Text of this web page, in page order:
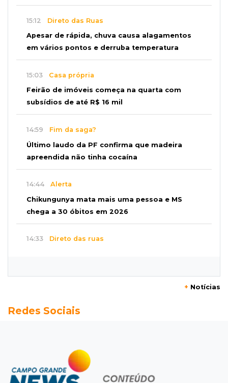
15:12 Direto das Ruas
Apesar de rápida, chuva causa alagamentos
em vários pontos e derruba temperatura
15:03 Casa própria
Feirão de imóveis começa na quarta com
subsídios de até R$ 16 mil
14:59 Fim da saga?
Último laudo da PF confirma que madeira
apreendida não tinha cocaína
14:44 Alerta
Chikungunya mata mais uma pessoa e MS
chega a 30 óbitos em 2026
14:33 Direto das ruas
Gracyanne Barbosa se reconcilia com o pai em
R$ 200 mil
Operação descobre desvio de quase 100
toneladas de soja em MS
+ Notícias
Redes Sociais